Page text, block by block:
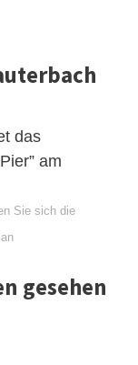
das
am
Sie sich die
gesehen